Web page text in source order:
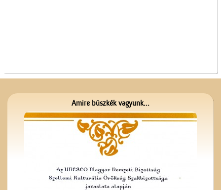
A számolócédulák
Amire büszkék vagyunk...